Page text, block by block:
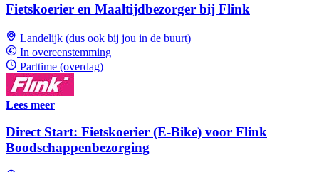
Fietskoerier en Maaltijdbezorger bij Flink
Landelijk (dus ook bij jou in de buurt)
In overeenstemming
Parttime (overdag)
Lees meer
Direct Start: Fietskoerier (E-Bike) voor Flink
Boodschappenbezorging